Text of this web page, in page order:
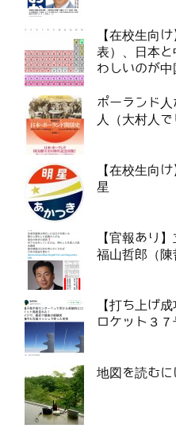
【在校生向
表）、日本
わしいのが中
ポーランド
人（大村人で
【在校生向
星
【官報あり
福山哲郎（陳
【打ち上げ
ロケット３
地図を読むに